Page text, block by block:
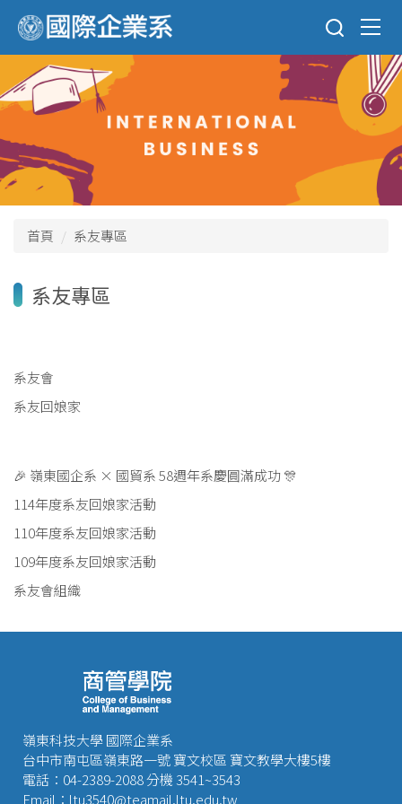
到
主
內
容
首頁 系友專區
系友專區
系友會
系友回娘家
🎉 嶺東國企系 × 國貿系 58週年系慶圓滿成功 🎊
114年度系友回娘家活動
110年度系友回娘家活動
109年度系友回娘家活動
系友會組織
嶺東科技大學 國際企業系
台中市南屯區嶺東路一號 寶文校區 寶文教學大樓5樓
電話：04-2389-2088 分機 3541~3543
Email：ltu3540@teamail.ltu.edu.tw